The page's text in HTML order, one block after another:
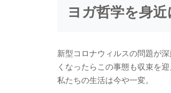
ヨガ哲学を身
新型コロナウィルスの問題が
くなったらこの事態も収束を
私たちの生活は今や一変。